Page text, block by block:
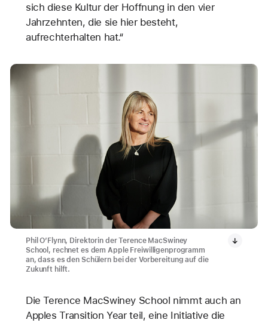
sich diese Kultur der Hoffnung in den vier
Jahrzehnten, die sie hier besteht,
aufrechterhalten hat.“
Phil O’Flynn, Direktorin der Terence MacSwiney
School, rechnet es dem Apple Freiwilligenprogramm
an, dass es den Schülern bei der Vorbereitung auf die
Zukunft hilft.
Die Terence MacSwiney School nimmt auch an
Apples Transition Year teil, eine Initiative die